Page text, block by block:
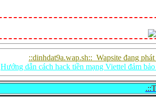
::dinhdat9a.wap.sh::_Wapsite đang
Hướng dẫn cách hack tiền mạng Viettel đảm